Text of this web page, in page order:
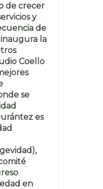
de crecer
y
de
la
Coello
se
es
en